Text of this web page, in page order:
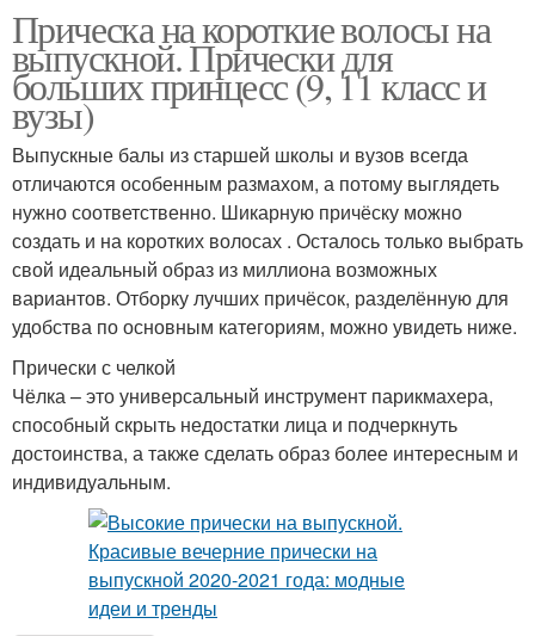
Прическа на короткие волосы на
выпускной. Прически для
больших принцесс (9, 11 класс и
вузы)
Выпускные балы из старшей школы и вузов всегда
отличаются особенным размахом, а потому выглядеть
нужно соответственно. Шикарную причёску можно
создать и на коротких волосах . Осталось только выбрать
свой идеальный образ из миллиона возможных
вариантов. Отборку лучших причёсок, разделённую для
удобства по основным категориям, можно увидеть ниже.
Прически с челкой
Чёлка – это универсальный инструмент парикмахера,
способный скрыть недостатки лица и подчеркнуть
достоинства, а также сделать образ более интересным и
индивидуальным.